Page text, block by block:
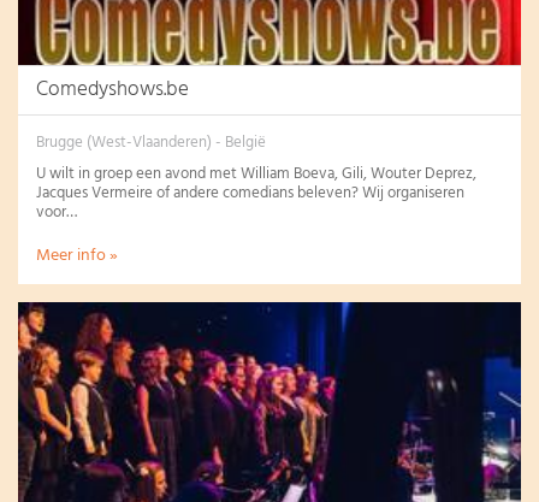
Comedyshows.be
Brugge (West-Vlaanderen) - België
U wilt in groep een avond met William Boeva, Gili, Wouter Deprez,
Jacques Vermeire of andere comedians beleven? Wij organiseren
voor…
Meer info »